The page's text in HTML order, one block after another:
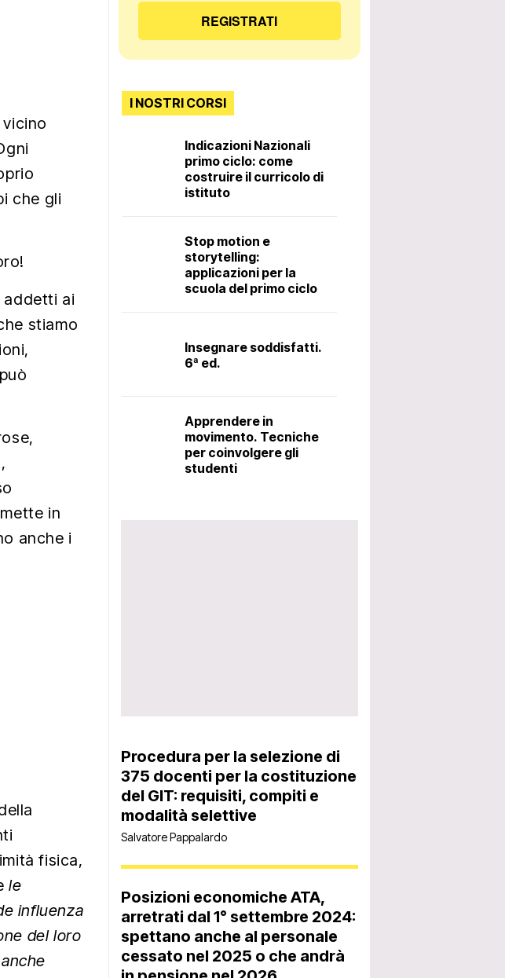
che gli
addetti ai
stiamo
può
in
anche i
fisica,
le
influenza
del loro
REGISTRATI
I NOSTRI CORSI
Indicazioni Nazionali
primo ciclo: come
costruire il curricolo di
istituto
Stop motion e
storytelling:
applicazioni per la
scuola del primo ciclo
Insegnare soddisfatti.
6ª ed.
Apprendere in
movimento. Tecniche
per coinvolgere gli
studenti
Procedura per la selezione di
375 docenti per la costituzione
del GIT: requisiti, compiti e
modalità selettive
Salvatore Pappalardo
Posizioni economiche ATA,
arretrati dal 1° settembre 2024:
spettano anche al personale
cessato nel 2025 o che andrà